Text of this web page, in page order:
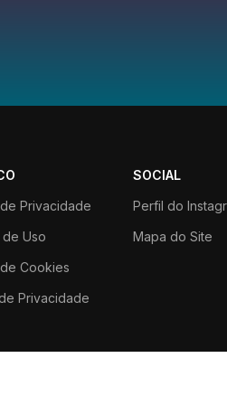
Privacidade
de Uso
Cookies
Privacidade
SOCIAL
Perfil do
Mapa do Site